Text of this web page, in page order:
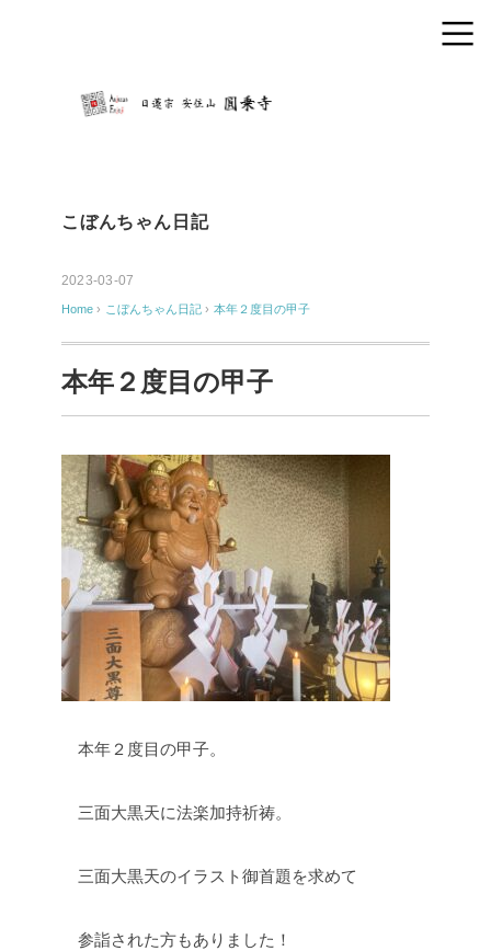
こぼんちゃん日記
2023-03-07
Home › こぼんちゃん日記 › 本年２度目の甲子
本年２度目の甲子
本年２度目の甲子。
三面大黒天に法楽加持祈祷。
三面大黒天のイラスト御首題を求めて
参詣された方もありました！